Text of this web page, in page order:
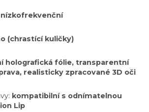
nízkofrekvenční
(chrastící kuličky)
holografická fólie, transparentní
realisticky zpracované 3D oči
kompatibilní s odnímatelnou
Lip